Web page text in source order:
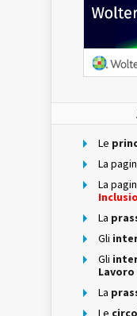
Le
La
La
La
Gli
Gli
Lavoro
La
Le